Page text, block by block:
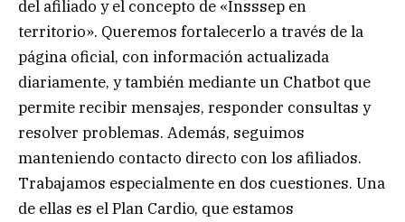
del afiliado y el concepto de «Insssep en
territorio». Queremos fortalecerlo a través de la
página oficial, con información actualizada
diariamente, y también mediante un Chatbot que
permite recibir mensajes, responder consultas y
resolver problemas. Además, seguimos
manteniendo contacto directo con los afiliados.
Trabajamos especialmente en dos cuestiones. Una
de ellas es el Plan Cardio, que estamos